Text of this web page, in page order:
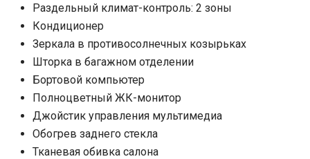
Раздельный климат-контроль: 2 зоны
Кондиционер
Зеркала в противосолнечных козырьках
Шторка в багажном отделении
Бортовой компьютер
Полноцветный ЖК-монитор
Джойстик управления мультимедиа
Обогрев заднего стекла
Тканевая обивка салона